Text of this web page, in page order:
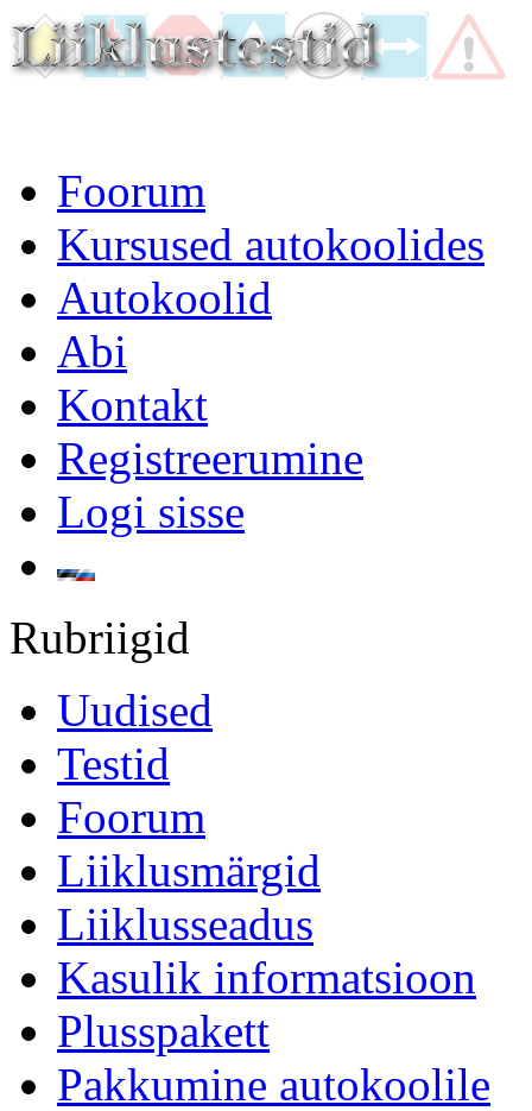
Foorum
Kursused autokoolides
Autokoolid
Abi
Kontakt
Registreerumine
Logi sisse
Rubriigid
Uudised
Testid
Foorum
Liiklusmärgid
Liiklusseadus
Kasulik informatsioon
Plusspakett
Pakkumine autokoolile